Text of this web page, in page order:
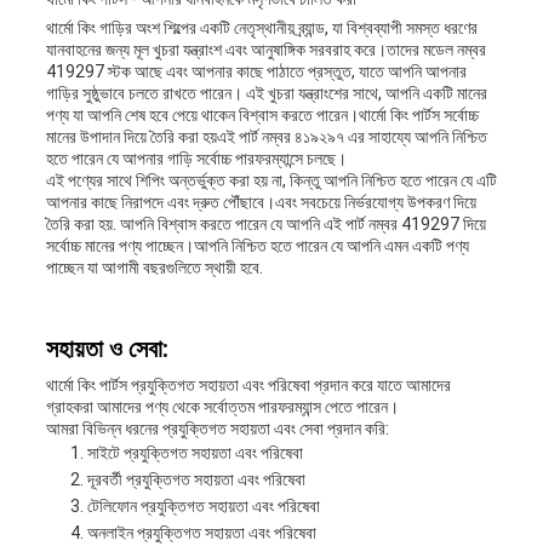
থার্মো কিং গাড়ির অংশ শিল্পের একটি নেতৃস্থানীয় ব্র্যান্ড, যা বিশ্বব্যাপী সমস্ত ধরণের
যানবাহনের জন্য মূল খুচরা যন্ত্রাংশ এবং আনুষাঙ্গিক সরবরাহ করে।তাদের মডেল নম্বর
419297 স্টক আছে এবং আপনার কাছে পাঠাতে প্রস্তুত, যাতে আপনি আপনার
গাড়ির সুষ্ঠুভাবে চলতে রাখতে পারেন। এই খুচরা যন্ত্রাংশের সাথে, আপনি একটি মানের
পণ্য যা আপনি শেষ হবে পেয়ে থাকেন বিশ্বাস করতে পারেন।থার্মো কিং পার্টস সর্বোচ্চ
মানের উপাদান দিয়ে তৈরি করা হয়এই পার্ট নম্বর ৪১৯২৯৭ এর সাহায্যে আপনি নিশ্চিত
হতে পারেন যে আপনার গাড়ি সর্বোচ্চ পারফরম্যান্সে চলছে।
এই পণ্যের সাথে শিপিং অন্তর্ভুক্ত করা হয় না, কিন্তু আপনি নিশ্চিত হতে পারেন যে এটি
আপনার কাছে নিরাপদে এবং দ্রুত পৌঁছাবে।এবং সবচেয়ে নির্ভরযোগ্য উপকরণ দিয়ে
তৈরি করা হয়. আপনি বিশ্বাস করতে পারেন যে আপনি এই পার্ট নম্বর 419297 দিয়ে
সর্বোচ্চ মানের পণ্য পাচ্ছেন।আপনি নিশ্চিত হতে পারেন যে আপনি এমন একটি পণ্য
পাচ্ছেন যা আগামী বছরগুলিতে স্থায়ী হবে.
সহায়তা ও সেবা:
থার্মো কিং পার্টস প্রযুক্তিগত সহায়তা এবং পরিষেবা প্রদান করে যাতে আমাদের
গ্রাহকরা আমাদের পণ্য থেকে সর্বোত্তম পারফরম্যান্স পেতে পারেন।
আমরা বিভিন্ন ধরনের প্রযুক্তিগত সহায়তা এবং সেবা প্রদান করি:
সাইটে প্রযুক্তিগত সহায়তা এবং পরিষেবা
দূরবর্তী প্রযুক্তিগত সহায়তা এবং পরিষেবা
টেলিফোন প্রযুক্তিগত সহায়তা এবং পরিষেবা
অনলাইন প্রযুক্তিগত সহায়তা এবং পরিষেবা